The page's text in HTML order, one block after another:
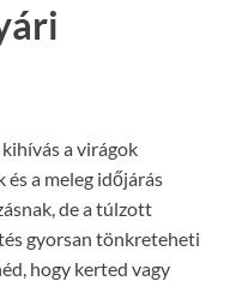
a virágok
és a meleg időjárás
de a túlzott
gyorsan tönkreteheti
hogy kerted vagy